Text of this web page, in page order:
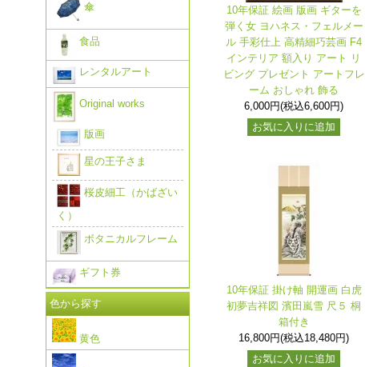
10年保証 絵画 版画 ギターを
弾く女 ヨハネス・フェルメー
ル 手彩仕上 高精細巧芸画 F4
インテリア 額入り アート リ
ビング プレゼント アートフレ
ーム おしゃれ 飾る
6,000円(税込6,600円)
お気に入りに追加
10年保証 掛け軸 開運画 白虎
初夢吉祥図 濱田嵐雪 尺５ 桐
箱付き
16,800円(税込18,480円)
お気に入りに追加
傘
食品
レンタルアート
Original works
版画
星の王子さま
桜皮細工（かばざい
く）
ボタニカルフレーム
ギフト券
色から探す
黄色